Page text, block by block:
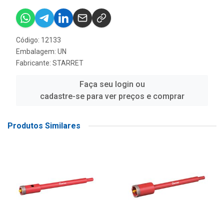
Código: 12133
Embalagem: UN
Fabricante: STARRET
Faça seu login ou
cadastre-se para ver preços e comprar
Produtos Similares